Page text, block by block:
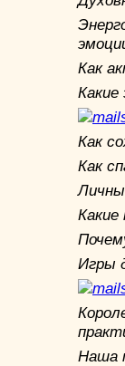
Как
Как
Как
Игры
Наша